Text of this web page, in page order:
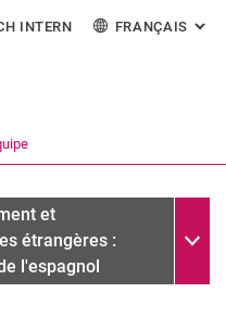
Jump directly to: content
Jump directly to: search
Jump directly to: main
an external link in a
INTERN FRANÇAIS :
et
étrangères :
l'espagnol